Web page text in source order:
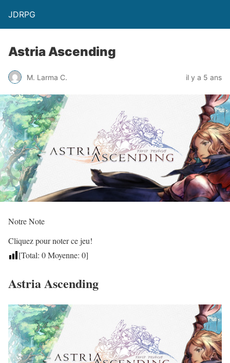
JDRPG
Astria Ascending
M. Larma C. il y a 5 ans
Notre Note
Cliquez pour noter ce jeu!
[Total: 0Moyenne: 0]
Astria Ascending